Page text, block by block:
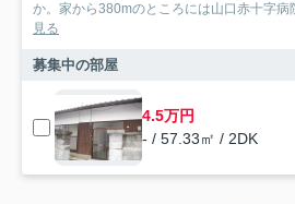
か。家から380mのところには山口赤十字病
見る
募集中の部屋
4.5万円
- / 57.33㎡ / 2DK